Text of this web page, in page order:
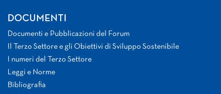
DOCUMENTI
Documenti e Pubblicazioni del Forum
Il Terzo Settore e gli Obiettivi di Sviluppo Sostenibile
I numeri del Terzo Settore
Leggi e Norme
Bibliografia